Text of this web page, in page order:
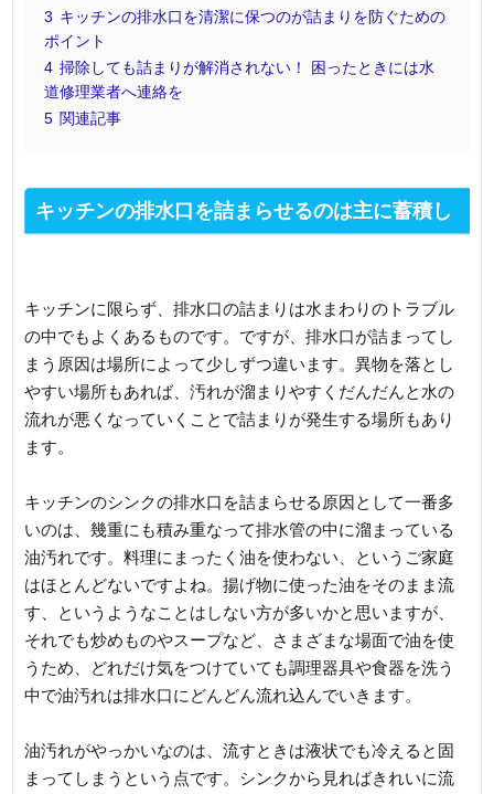
3 キッチンの排水口を清潔に保つのが詰まりを防ぐための
ポイント
4 掃除しても詰まりが解消されない！ 困ったときには水
道修理業者へ連絡を
5 関連記事
キッチンの排水口を詰まらせるのは主に蓄積し
キッチンに限らず、排水口の詰まりは水まわりのトラブル
の中でもよくあるものです。ですが、排水口が詰まってし
まう原因は場所によって少しずつ違います。異物を落とし
やすい場所もあれば、汚れが溜まりやすくだんだんと水の
流れが悪くなっていくことで詰まりが発生する場所もあり
ます。
キッチンのシンクの排水口を詰まらせる原因として一番多
いのは、幾重にも積み重なって排水管の中に溜まっている
油汚れです。料理にまったく油を使わない、というご家庭
はほとんどないですよね。揚げ物に使った油をそのまま流
す、というようなことはしない方が多いかと思いますが、
それでも炒めものやスープなど、さまざまな場面で油を使
うため、どれだけ気をつけていても調理器具や食器を洗う
中で油汚れは排水口にどんどん流れ込んでいきます。
油汚れがやっかいなのは、流すときは液状でも冷えると固
まってしまうという点です。シンクから見ればきれいに流